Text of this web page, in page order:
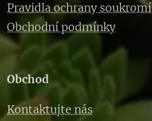
Pravidla ochrany soukromí
Obchodní podmínky
Obchod
Kontaktujte nás